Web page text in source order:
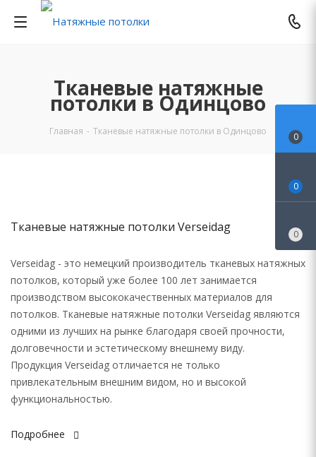
Тканевые натяжные
потолки в Одинцово
Главная - Тканевые натяжные потолки в Одинцово
Тканевые натяжные потолки Verseidag
Verseidag - это немецкий производитель тканевых натяжных
потолков, который уже более 100 лет занимается
производством высококачественных материалов для
потолков. Тканевые натяжные потолки Verseidag являются
одними из лучших на рынке благодаря своей прочности,
долговечности и эстетическому внешнему виду.
Продукция Verseidag отличается не только
привлекательным внешним видом, но и высокой
функциональностью.
Подробнее
0
0
0